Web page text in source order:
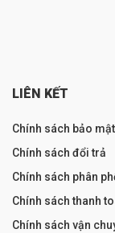
LIÊN KẾT
Chính sách bảo mật
Chính sách đổi trả
Chính sách phân
Chính sách thanh
Chính sách vận